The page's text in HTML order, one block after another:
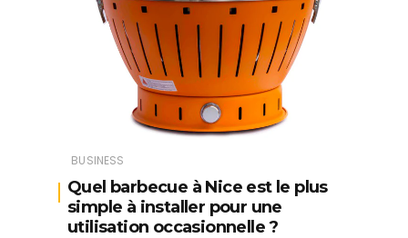
BUSINESS
Quel barbecue à Nice est le plus
simple à installer pour une
utilisation occasionnelle ?